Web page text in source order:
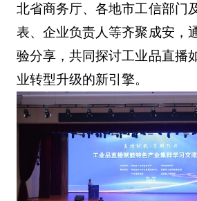
北省商务厅、各地市工信部门
表、企业负责人等齐聚成安，
验分享，共同探讨工业品直播
业转型升级的新引擎。